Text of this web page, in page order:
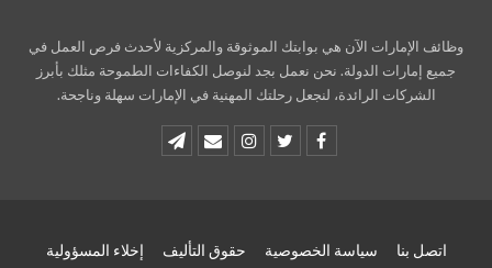
وظائف الإمارات الآن هي بوابتك الموثوقة والمركزية لأحدث فرص العمل في
جميع إمارات الدولة. نحن نعمل بجد لنوصل الكفاءات الطموحة مثلك بأبرز
الشركات الرائدة، لنجعل رحلتك المهنية في الإمارات سهلة وناجحة.
اتصل بنا سياسة الخصوصية حقوق التأليف إخلاء المسؤولية